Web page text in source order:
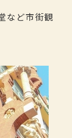
など市街観